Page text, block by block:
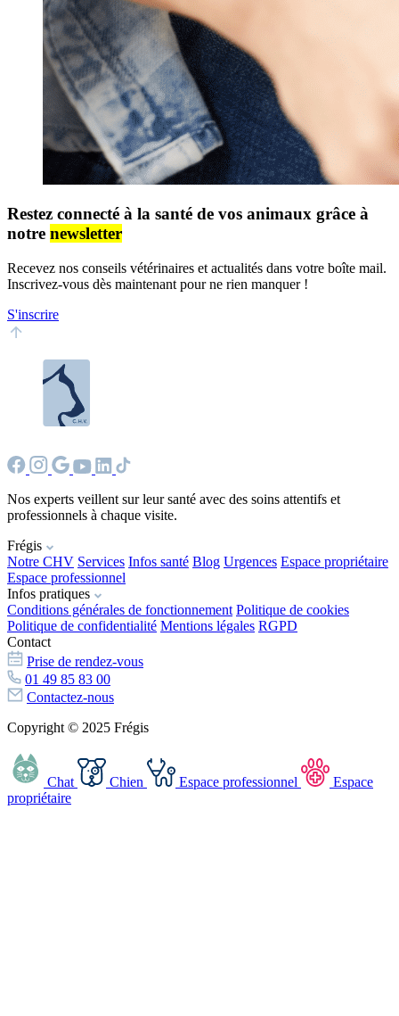
Restez connecté à la santé de vos animaux grâce à
notre newsletter
Recevez nos conseils vétérinaires et actualités dans votre boîte mail.
Inscrivez-vous dès maintenant pour ne rien manquer !
S'inscrire
Nos experts veillent sur leur santé avec des soins attentifs et
professionnels à chaque visite.
Frégis
Notre CHV Services Infos santé Blog Urgences Espace propriétaire
Espace professionnel
Infos pratiques
Conditions générales de fonctionnement Politique de cookies
Politique de confidentialité Mentions légales RGPD
Contact
Prise de rendez-vous
01 49 85 83 00
Contactez-nous
Copyright © 2025 Frégis
Chat Chien Espace professionnel
Espace
propriétaire